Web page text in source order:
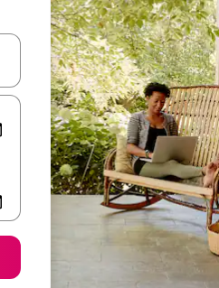
vers le haut et vers le bas pour les